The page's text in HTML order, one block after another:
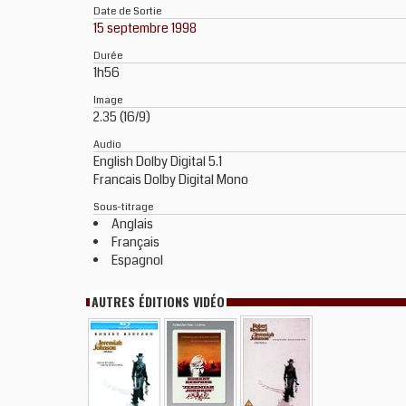
Date de Sortie
15 septembre 1998
Durée
1h56
Image
2.35 (16/9)
Audio
English Dolby Digital 5.1
Francais Dolby Digital Mono
Sous-titrage
Anglais
Français
Espagnol
AUTRES ÉDITIONS VIDÉO